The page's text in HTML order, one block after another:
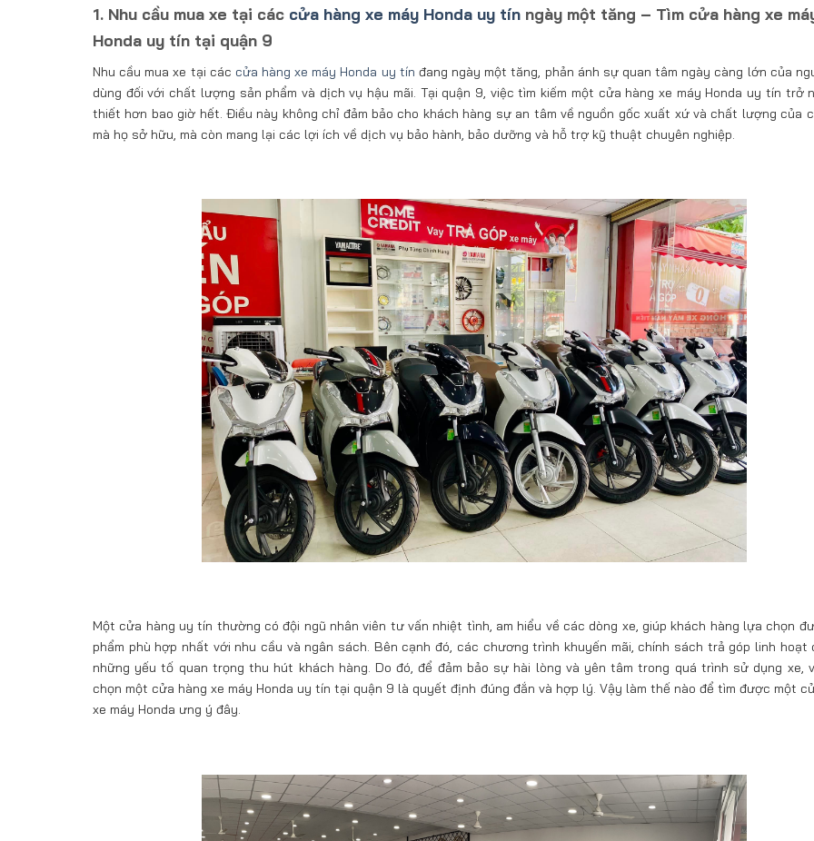
1. Nhu cầu mua xe tại các cửa hàng xe máy Honda uy tín ngày một tăng – Tìm cửa hàng xe
Honda uy tín tại quận 9
Nhu cầu mua xe tại các cửa hàng xe máy Honda uy tín đang ngày một tăng, phản ánh sự quan tâm ngày càng lớn của
dùng đối với chất lượng sản phẩm và dịch vụ hậu mãi. Tại quận 9, việc tìm kiếm một cửa hàng xe máy Honda uy tín trở
thiết hơn bao giờ hết. Điều này không chỉ đảm bảo cho khách hàng sự an tâm về nguồn gốc xuất xứ và chất lượng của
mà họ sở hữu, mà còn mang lại các lợi ích về dịch vụ bảo hành, bảo dưỡng và hỗ trợ kỹ thuật chuyên nghiệp.
Một cửa hàng uy tín thường có đội ngũ nhân viên tư vấn nhiệt tình, am hiểu về các dòng xe, giúp khách hàng lựa chọn
phẩm phù hợp nhất với nhu cầu và ngân sách. Bên cạnh đó, các chương trình khuyến mãi, chính sách trả góp linh hoạt
những yếu tố quan trọng thu hút khách hàng. Do đó, để đảm bảo sự hài lòng và yên tâm trong quá trình sử dụng xe,
chọn một cửa hàng xe máy Honda uy tín tại quận 9 là quyết định đúng đắn và hợp lý. Vậy làm thế nào để tìm được một
xe máy Honda ưng ý đây.